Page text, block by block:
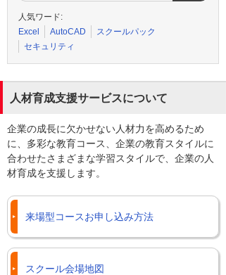
人気ワード:
Excel
AutoCAD
スクールパック
セキュリティ
人材育成支援サービスについて
企業の成長に欠かせない人材力を高めるため
に、多彩な教育コース、企業の教育スタイルに
合わせたさまざまな学習スタイルで、企業の人
材育成を支援します。
来場型コースお申し込み方法
スクール会場地図